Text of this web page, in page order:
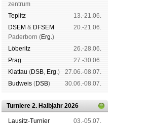
zen­trum
Tep­litz
13.-21.06.
DSEM & DFSEM
Pader­born (Erg.)
20.-21.06.
Lö­be­ritz
26.-28.06.
Prag
27.-30.06.
Klat­tau (DSB, Erg.)
27.06.-08.07.
Bud­weis (DSB) 30.06.-08.07.
Turniere 2. Halbjahr 2026
Lau­sitz-Tur­nier
03.-05.07.